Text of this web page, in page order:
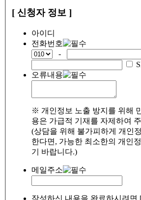
[ 신청자 정보 ]
아이디
전화번호
-
오류내용
※ 개인정보 노출 방지를 위해
용은 가급적 기재를 자제하여
(상담을 위해 불가피하게 개인
한다면, 가능한 최소한의 개인
기 바랍니다.)
메일주소
작성하신 내용을 완료하시려면